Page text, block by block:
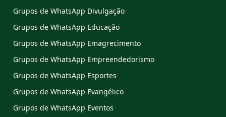
Grupos de WhatsApp Divulgação
Grupos de WhatsApp Educação
Grupos de WhatsApp Emagrecimento
Grupos de WhatsApp Empreendedorismo
Grupos de WhatsApp Esportes
Grupos de WhatsApp Evangélico
Grupos de WhatsApp Eventos